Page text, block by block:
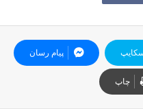
پیام رسان
چاپ